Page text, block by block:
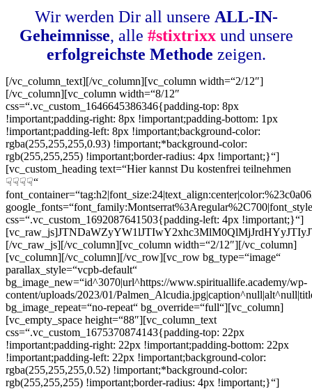
Wir werden Dir all unsere ALL-IN-
Geheimnisse, alle #stixtrixxund unsere
erfolgreichste Methode zeigen.
[/vc_column_text][/vc_column][vc_column width=“2/12″]
[/vc_column][vc_column width=“8/12″
css=“.vc_custom_1646645386346{padding-top: 8px
!important;padding-right: 8px !important;padding-bottom: 1px
!important;padding-left: 8px !important;background-color:
rgba(255,255,255,0.93) !important;*background-color:
rgb(255,255,255) !important;border-radius: 4px !important;}“]
[vc_custom_heading text=“Hier kannst Du kostenfrei teilnehmen
☟☟☟☟“
css=“.vc_custom_1692087641503{padding-left: 4px !important;}“]
[/vc_raw_js][/vc_column][vc_column width=“2/12″][/vc_column]
[vc_column][/vc_column][/vc_row][vc_row bg_type=“image“
parallax_style=“vcpb-default“
bg_image_new=“id^3070|url^https://www.spirituallife.academy/wp-
content/uploads/2023/01/
bg_image_repeat=“no-repeat“ bg_override=“full“][vc_column]
[vc_empty_space height=“88″][vc_column_text
css=“.vc_custom_1675370874143{padding-top: 22px
!important;padding-right: 22px !important;padding-bottom: 22px
!important;padding-left: 22px !important;background-color:
rgba(255,255,255,0.52) !important;*background-color:
rgb(255,255,255) !important;border-radius: 4px !important;}“]